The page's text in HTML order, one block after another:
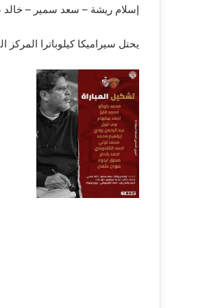
إسلام ريشة – سعد سمير – خالد
يحتل سيراميكا كيلوباترا المركز التاسع في جدول ترتيب